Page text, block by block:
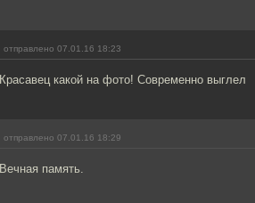
отправлено 07.01.16 18:23
Красавец какой на фото! Современно выглел
отправлено 07.01.16 18:29
Вечная память.